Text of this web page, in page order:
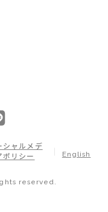
reserved.
シャルメデ
ポリシー
English